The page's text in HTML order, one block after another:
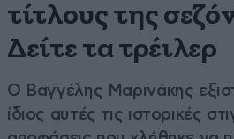
τίτλους της σεζόν
Δείτε τα τρέιλερ
Ο Βαγγέλης Μαρινάκης
ίδιος αυτές τις ιστορικές